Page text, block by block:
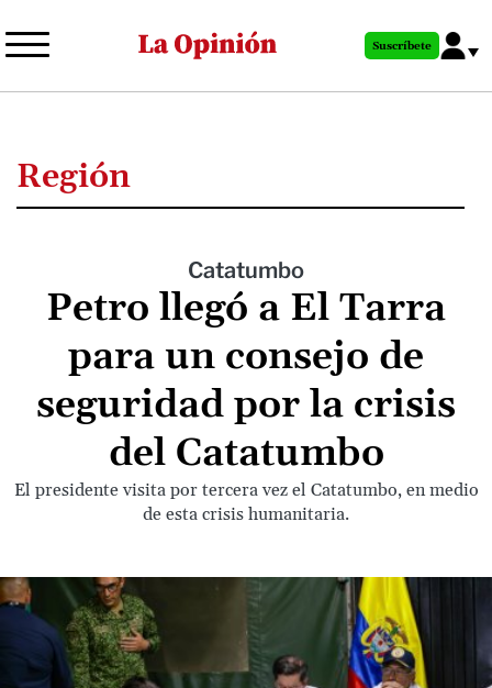
al
principal
Suscríbete
Región
Catatumbo
Petro llegó a El Tarra
para un consejo de
seguridad por la crisis
del Catatumbo
El presidente visita por tercera vez el Catatumbo, en medio
de esta crisis humanitaria.